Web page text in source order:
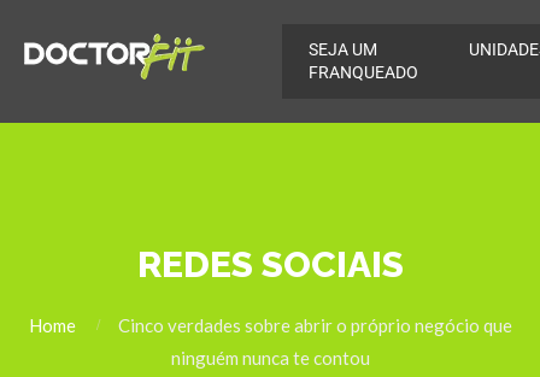
SEJA UM
FRANQUEADO
REDES SOCIAIS
Home
Cinco verdades sobre abrir o próprio negócio que
ninguém nunca te contou